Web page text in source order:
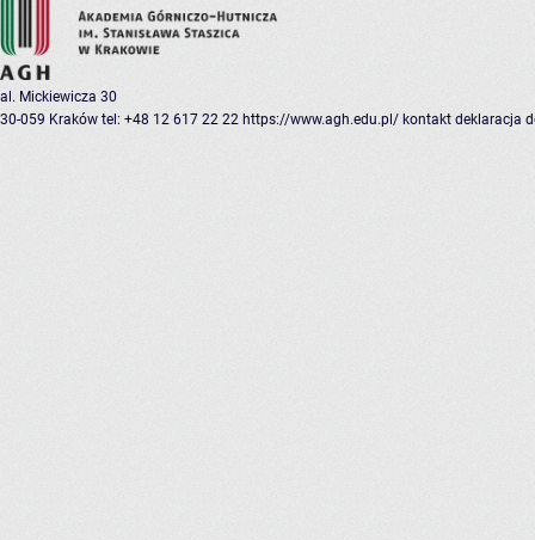
al. Mickiewicza 30
30-059 Kraków tel: +48 12 617 22 22 https://www.agh.edu.pl/ kontakt deklaracja